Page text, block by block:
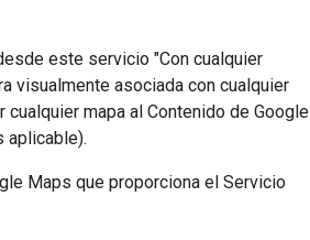
este servicio "Con cualquier
visualmente asociada con cualquier
cualquier mapa al Contenido de Google
aplicable).
Maps que proporciona el Servicio